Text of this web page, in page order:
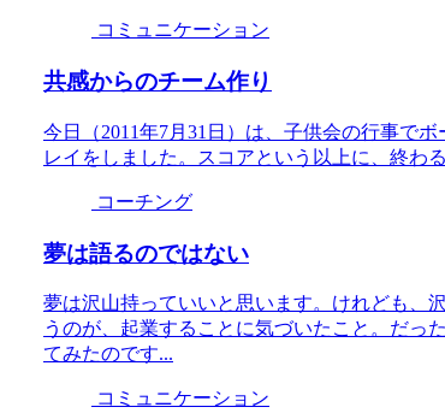
コミュニケーション
共感からのチーム作り
今日（2011年7月31日）は、子供会の行事で
レイをしました。スコアという以上に、終わ
コーチング
夢は語るのではない
夢は沢山持っていいと思います。けれども、
うのが、起業することに気づいたこと。だ
てみたのです...
コミュニケーション